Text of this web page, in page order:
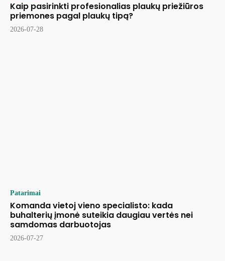
Kaip pasirinkti profesionalias plaukų priežiūros
priemones pagal plaukų tipą?
2026-07-28
Patarimai
Komanda vietoj vieno specialisto: kada
buhalterių įmonė suteikia daugiau vertės nei
samdomas darbuotojas
2026-07-27